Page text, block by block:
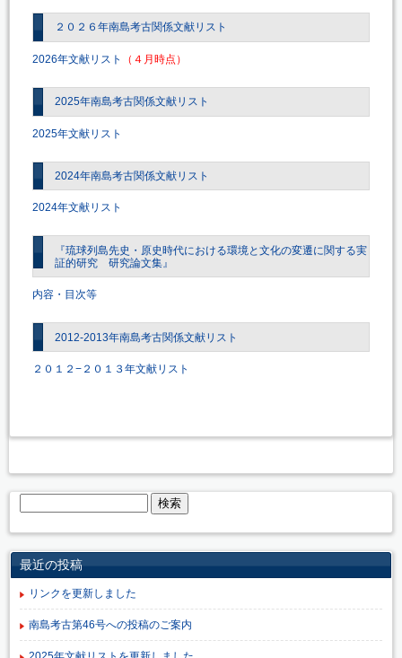
２０２６年南島考古関係文献リスト
2026年文献リスト （４月時点）
2025年南島考古関係文献リスト
2025年文献リスト
2024年南島考古関係文献リスト
2024年文献リスト
『琉球列島先史・原史時代における環境と文化の変遷に関する実
証的研究 研究論文集』
内容・目次等
2012-2013年南島考古関係文献リスト
２０１２−２０１３年文献リスト
最近の投稿
リンクを更新しました
南島考古第46号への投稿のご案内